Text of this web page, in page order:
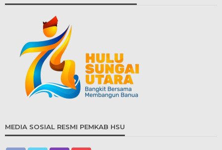
MEDIA SOSIAL RESMI PEMKAB HSU